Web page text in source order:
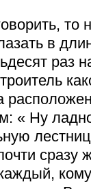
то
в
раз
« Ну
сразу